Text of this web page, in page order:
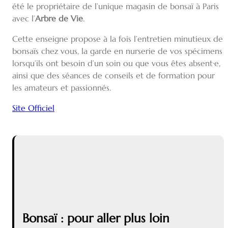
été le propriétaire de l’unique magasin de bonsaï à Paris
avec l’Arbre de Vie.
Cette enseigne propose à la fois l’entretien minutieux de
bonsaïs chez vous, la garde en nurserie de vos spécimens
lorsqu’ils ont besoin d’un soin ou que vous êtes absent·e,
ainsi que des séances de conseils et de formation pour
les amateurs et passionnés.
Site Officiel
Bonsaï : pour aller plus loin